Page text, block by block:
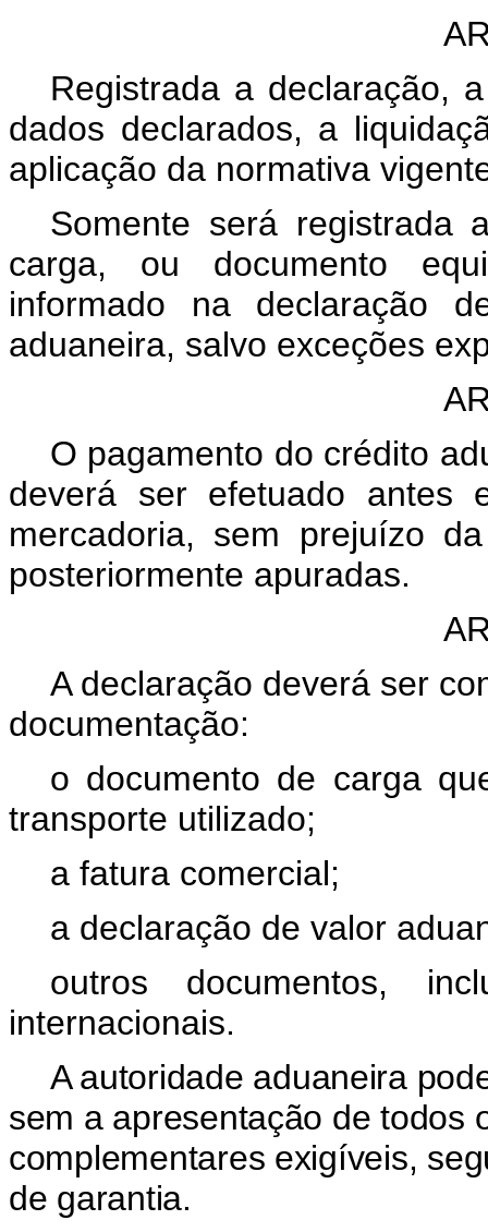
Registrada a declaração,
dados declarados, a
aplicação da normativa
Somente será registrada
carga, ou documento
informado na declaração
aduaneira, salvo exceções
O pagamento do crédito
deverá ser efetuado antes
mercadoria, sem prejuízo
posteriormente apuradas.
A declaração deverá ser
documentação:
o documento de carga
transporte utilizado;
a fatura comercial;
a declaração de valor
outros documentos,
internacionais.
A autoridade aduaneira
sem a apresentação de todos
complementares exigíveis,
de garantia.